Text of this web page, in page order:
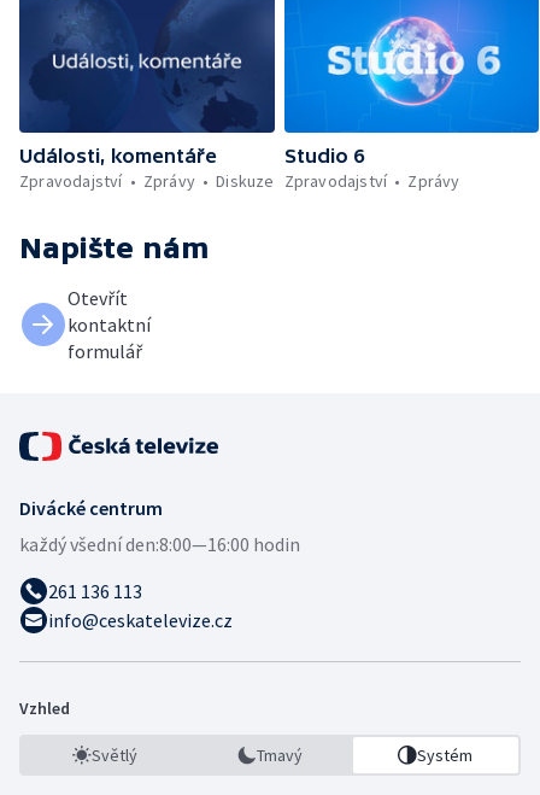
Události, komentáře
Zpravodajství
Zprávy Diskuze
Studio 6
Zpravodajství
Zprávy
Napište nám
Otevřít
kontaktní
formulář
Divácké centrum
každý všední den:8:00—16:00 hodin
261 136 113
info@ceskatelevize.cz
Vzhled
Světlý Tmavý Systém